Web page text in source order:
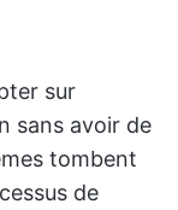
sur
sans avoir de
tombent
de